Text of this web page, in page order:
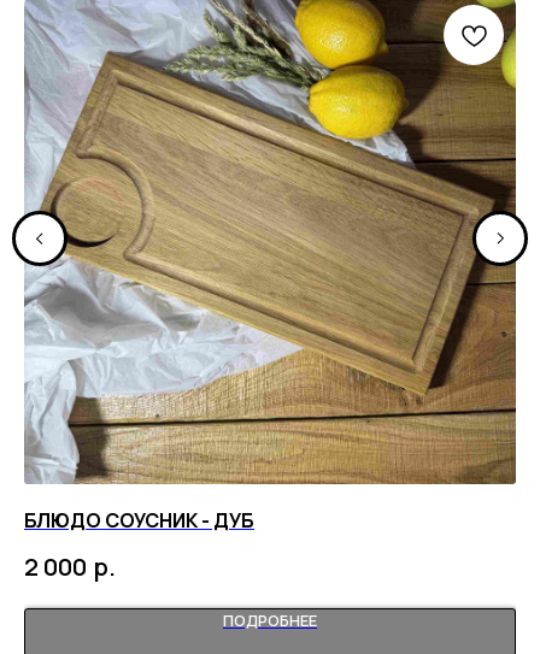
БЛЮДО СОУСНИК - ДУБ
2 000 р.
ПОДРОБНЕЕ